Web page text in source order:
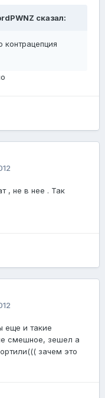
сказал:
контрацепция
, не в нее . Так
еще и такие
смешное, зешел а
зачем это